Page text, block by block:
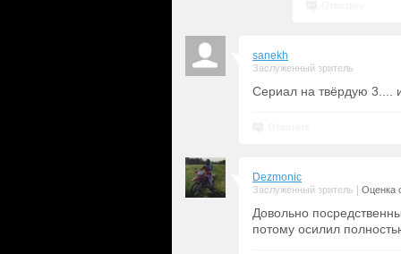
sanekh
Заслуженный зритель
Сериал на твёрдую 3....
Dezmonic
Заслуженный зритель Оценка
Довольно
потому осилил